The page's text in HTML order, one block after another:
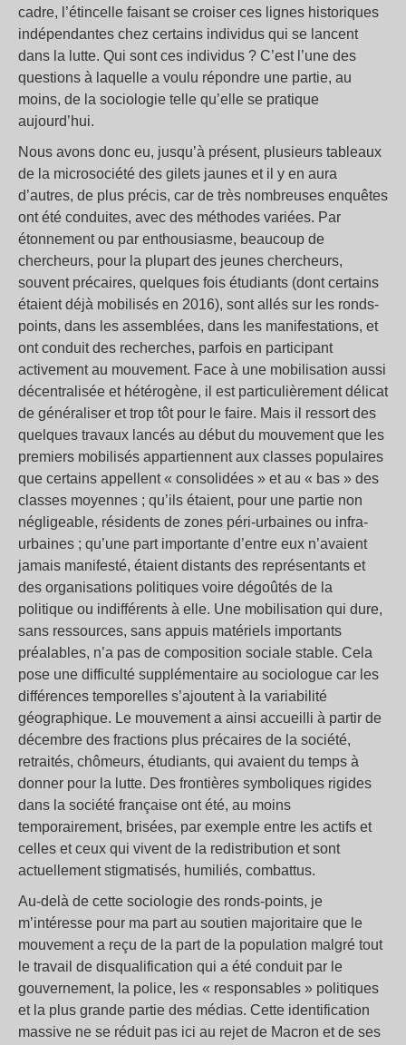
cadre, l’étincelle faisant se croiser ces lignes historiques
indépendantes chez certains individus qui se lancent
dans la lutte. Qui sont ces individus ? C’est l’une des
questions à laquelle a voulu répondre une partie, au
moins, de la sociologie telle qu’elle se pratique
aujourd’hui.
Nous avons donc eu, jusqu’à présent, plusieurs tableaux
de la microsociété des gilets jaunes et il y en aura
d’autres, de plus précis, car de très nombreuses enquêtes
ont été conduites, avec des méthodes variées. Par
étonnement ou par enthousiasme, beaucoup de
chercheurs, pour la plupart des jeunes chercheurs,
souvent précaires, quelques fois étudiants (dont certains
étaient déjà mobilisés en 2016), sont allés sur les ronds-
points, dans les assemblées, dans les manifestations, et
ont conduit des recherches, parfois en participant
activement au mouvement. Face à une mobilisation aussi
décentralisée et hétérogène, il est particulièrement délicat
de généraliser et trop tôt pour le faire. Mais il ressort des
quelques travaux lancés au début du mouvement que les
premiers mobilisés appartiennent aux classes populaires
que certains appellent « consolidées » et au « bas » des
classes moyennes ; qu’ils étaient, pour une partie non
négligeable, résidents de zones péri-urbaines ou infra-
urbaines ; qu’une part importante d’entre eux n’avaient
jamais manifesté, étaient distants des représentants et
des organisations politiques voire dégoûtés de la
politique ou indifférents à elle. Une mobilisation qui dure,
sans ressources, sans appuis matériels importants
préalables, n’a pas de composition sociale stable. Cela
pose une difficulté supplémentaire au sociologue car les
différences temporelles s’ajoutent à la variabilité
géographique. Le mouvement a ainsi accueilli à partir de
décembre des fractions plus précaires de la société,
retraités, chômeurs, étudiants, qui avaient du temps à
donner pour la lutte. Des frontières symboliques rigides
dans la société française ont été, au moins
temporairement, brisées, par exemple entre les actifs et
celles et ceux qui vivent de la redistribution et sont
actuellement stigmatisés, humiliés, combattus.
Au-delà de cette sociologie des ronds-points, je
m’intéresse pour ma part au soutien majoritaire que le
mouvement a reçu de la part de la population malgré tout
le travail de disqualification qui a été conduit par le
gouvernement, la police, les « responsables » politiques
et la plus grande partie des médias. Cette identification
massive ne se réduit pas ici au rejet de Macron et de ses